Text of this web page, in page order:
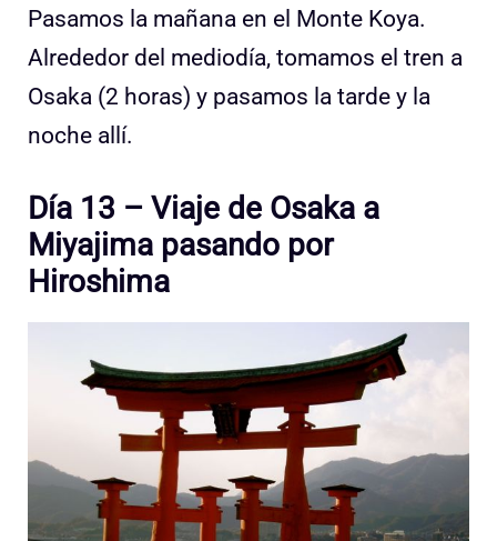
Pasamos la mañana en el Monte Koya.
Alrededor del mediodía, tomamos el tren a
Osaka (2 horas) y pasamos la tarde y la
noche allí.
Día 13 – Viaje de Osaka a
Miyajima pasando por
Hiroshima